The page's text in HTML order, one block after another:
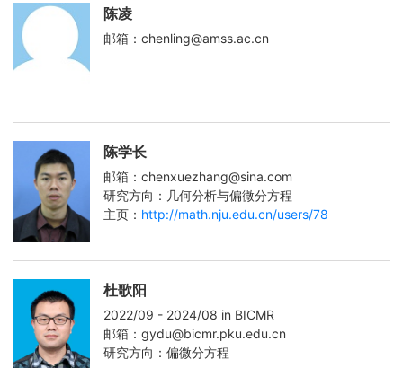
陈凌
邮箱：chenling@amss.ac.cn
陈学长
邮箱：chenxuezhang@sina.com
研究方向：几何分析与偏微分方程
主页： http://math.nju.edu.cn/users/78
杜歌阳
2022/09 - 2024/08 in BICMR
邮箱：gydu@bicmr.pku.edu.cn
研究方向：偏微分方程